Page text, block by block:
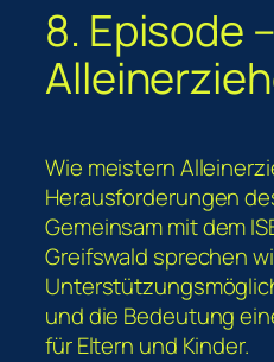
8. Episode –
Wie meistern
Herausforderungen
Gemeinsam mit dem
Greifswald sprechen
und die Bedeutung
für Eltern und Kinder.